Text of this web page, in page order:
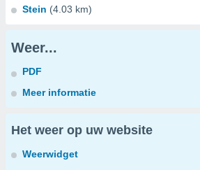
Stein (4.03 km)
Weer...
PDF
Meer informatie
Het weer op uw website
Weerwidget